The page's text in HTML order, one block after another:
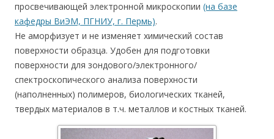
просвечивающей электронной микроскопии (на базе
кафедры ВиЭМ, ПГНИУ, г. Пермь).
Не аморфизует и не изменяет химический состав
поверхности образца. Удобен для подготовки
поверхности для зондового/электронного/
спектроскопического анализа поверхности
(наполненных) полимеров, биологических тканей,
твердых материалов в т.ч. металлов и костных тканей.